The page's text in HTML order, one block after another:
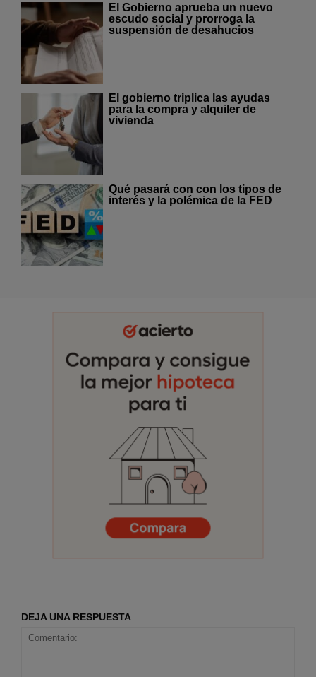
El Gobierno aprueba un nuevo
escudo social y prorroga la
suspensión de desahucios
El gobierno triplica las ayudas
para la compra y alquiler de
vivienda
Qué pasará con con los tipos de
interés y la polémica de la FED
DEJA UNA RESPUESTA